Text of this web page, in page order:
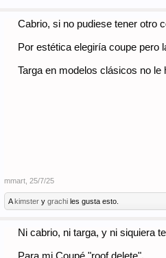
Cabrio, si no pudiese tener otro
Por estética elegiría coupe pero
Targa en modelos clásicos no le
mmart 25/7/25
Akimster ygrachi les gusta esto.
Ni cabrio, ni targa, y ni siquiera